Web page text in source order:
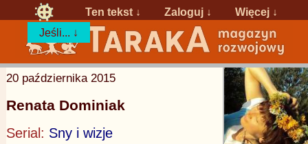
Ten tekst ↓ Zaloguj ↓
Więcej ↓
Jeśli... ↓
20 października 2015
Renata Dominiak
Serial: Sny i wizje